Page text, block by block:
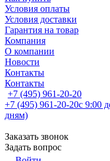
Условия оплаты
Условия доставки
Гарантия на товар
Компания
О компании
Новости
Контакты
Контакты
+7 (495) 961-20-20
+7 (495) 961-20-20с 9:00
дням)
Заказать звонок
Задать вопрос